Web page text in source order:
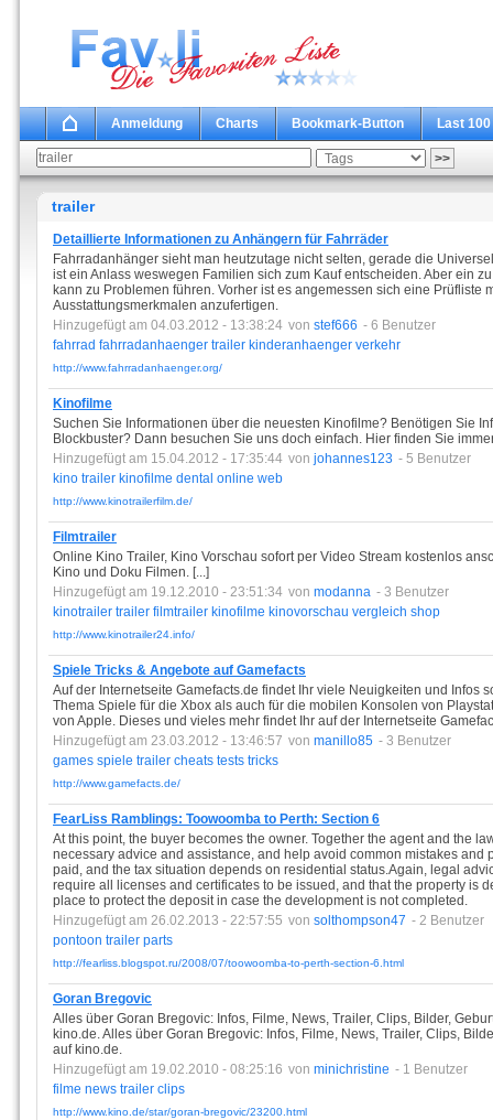
Anmeldung Charts Bookmark-Button Last 100
trailer
Detaillierte Informationen zu Anhängern für Fahrräder
Fahrradanhänger sieht man heutzutage nicht selten, gerade die
ist ein Anlass weswegen Familien sich zum Kauf entscheiden. Aber ein
kann zu Problemen führen. Vorher ist es angemessen sich eine Prüfliste
Ausstattungsmerkmalen anzufertigen.
Hinzugefügt am 04.03.2012 - 13:38:24 von stef666 - 6 Benutzer
fahrrad fahrradanhaenger trailer kinderanhaenger verkehr
http://www.fahrradanhaenger.org/
Kinofilme
Suchen Sie Informationen über die neuesten Kinofilme? Benötigen Sie
Blockbuster? Dann besuchen Sie uns doch einfach. Hier finden Sie
Hinzugefügt am 15.04.2012 - 17:35:44 von johannes123 - 5 Benutzer
kino trailer kinofilme dental online web
http://www.kinotrailerfilm.de/
Filmtrailer
Online Kino Trailer, Kino Vorschau sofort per Video Stream kostenlos
Kino und Doku Filmen. [...]
Hinzugefügt am 19.12.2010 - 23:51:34 von modanna - 3 Benutzer
kinotrailer trailer filmtrailer kinofilme kinovorschau vergleich shop
http://www.kinotrailer24.info/
Spiele Tricks & Angebote auf Gamefacts
Auf der Internetseite Gamefacts.de findet Ihr viele Neuigkeiten und Infos
Thema Spiele für die Xbox als auch für die mobilen Konsolen von
von Apple. Dieses und vieles mehr findet Ihr auf der Internetseite
Hinzugefügt am 23.03.2012 - 13:46:57 von manillo85 - 3 Benutzer
games spiele trailer cheats tests tricks
http://www.gamefacts.de/
FearLiss Ramblings: Toowoomba to Perth: Section 6
At this point, the buyer becomes the owner. Together the agent and the
necessary advice and assistance, and help avoid common mistakes and
paid, and the tax situation depends on residential status.Again, legal
require all licenses and certificates to be issued, and that the property is
place to protect the deposit in case the development is not completed.
Hinzugefügt am 26.02.2013 - 22:57:55 von solthompson47 - 2 Benutzer
pontoon trailer parts
http://fearliss.blogspot.ru/2008/07/toowoomba-to-perth-section-6.html
Goran Bregovic
Alles über Goran Bregovic: Infos, Filme, News, Trailer, Clips, Bilder,
kino.de. Alles über Goran Bregovic: Infos, Filme, News, Trailer, Clips,
auf kino.de.
Hinzugefügt am 19.02.2010 - 08:25:16 von minichristine - 1 Benutzer
filme news trailer clips
http://www.kino.de/star/goran-bregovic/23200.html